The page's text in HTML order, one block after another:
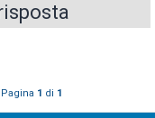
1 di 1